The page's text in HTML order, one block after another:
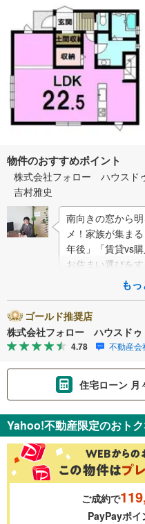
物件のおすすめポイント
株式会社フォロー ハウスド
吉村雅史
南向きの窓から
メ！家族が集ま
年後」「賃貸vs
お住まい選びを
ぶつけてくださ
も
ゴールド推奨店
株式会社フォロー ハウスドゥ
4.78 不動産会
住宅ローン 月
金利
0.01%
Yahoo!不動産限定のおト
ご成約で
PayPayポイ